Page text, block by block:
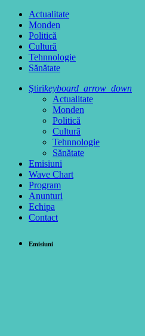
Actualitate
Monden
Politică
Cultură
Tehnnologie
Sănătate
Ştirikeyboard_arrow_down
Actualitate
Monden
Politică
Cultură
Tehnnologie
Sănătate
Emisiuni
Wave Chart
Program
Anunturi
Echipa
Contact
Emisiuni